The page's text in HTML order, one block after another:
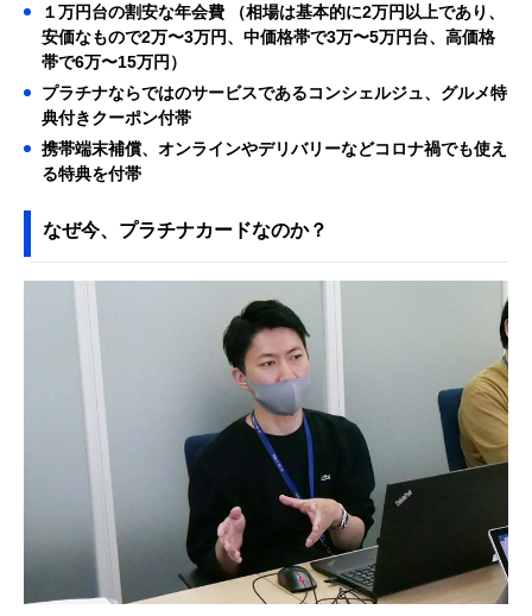
１万円台の割安な年会費 （相場は基本的に2万円以上であり、
安価なもので2万〜3万円、中価格帯で3万〜5万円台、高価格
帯で6万〜15万円）
プラチナならではのサービスであるコンシェルジュ、グルメ特
典付きクーポン付帯
携帯端末補償、オンラインやデリバリーなどコロナ禍でも使え
る特典を付帯
なぜ今、プラチナカードなのか？